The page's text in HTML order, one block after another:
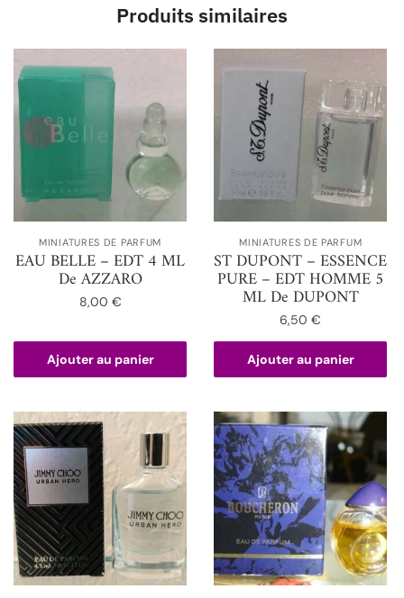
Produits similaires
MINIATURES DE PARFUM
EAU BELLE – EDT 4 ML
De AZZARO
8,00 €
Ajouter au panier
MINIATURES DE PARFUM
ST DUPONT – ESSENCE
PURE – EDT HOMME 5
ML De DUPONT
6,50€
Ajouter au panier